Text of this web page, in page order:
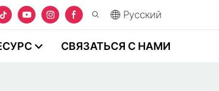
Pусский
СВЯЗАТЬСЯ С НАМИ